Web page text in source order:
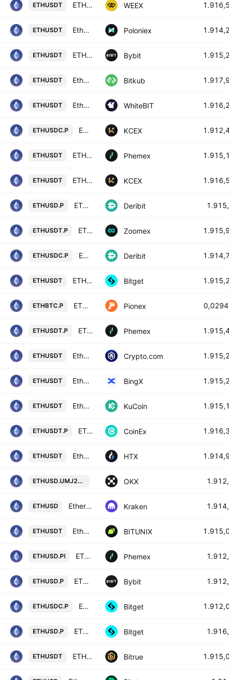
ETHUSDT ETHEREUM/TETHERUS WEEX
ETHUSDT Ethereum / Tether USD Poloniex
ETHUSDT ETHUSDT SPOT Bybit
ETHUSDT Ethereum Bitkub
ETHUSDT Ethereum / Tether US WhiteBIT
ETHUSDC.P ETHEREUM / USDC PERPETUAL SWAP CONTRACT KCEX
ETHUSDT ETH / USDT Spot Trading Pair Phemex
ETHUSDT ETHEREUM / USDT KCEX
ETHUSD.P ETH Perpetual Futures Contract Deribit
ETHUSDT.P ETHUSDT Perpetual Contract Zoomex
ETHUSDC.P ETHUSDC Perpetual Futures Contract Deribit
ETHUSDT ETHUSDT SPOT Bitget
ETHBTC.P ETH BTC PERPETUAL Pionex
ETHUSDT.P ETH Linear Perpetual Futures Contract Phemex
ETHUSDT Ethereum / Tether Crypto.com
ETHUSDT Ethereum/USD Tether Spot BingX
ETHUSDT Ethereum / Tether KuCoin
ETHUSDT.P ETHEREUM / TETHER PERPETUAL CONTRACT CoinEx
ETHUSDT Ethereum / Tether USD HTX
ETHUSD.UMJ2031 ETHUSD UM X-Perp Contract (Apr
OKX
ETHUSD Ethereum / U. S. Dollar Kraken
ETHUSDT Ethereum / Tether SPOT BITUNIX
ETHUSD.PI ETH Inverse Perpetual Futures Contract Phemex
ETHUSD.P ETHUSD Perpetual Contract Bybit
ETHUSDC.P ETHPERPPERP PERPETUAL MIX CONTRACT Bitget
ETHUSD.P ETHUSDPERP PERPETUAL MIX CONTRACT Bitget
ETHUSDT ETHEREUM/TETHER USDT Bitrue